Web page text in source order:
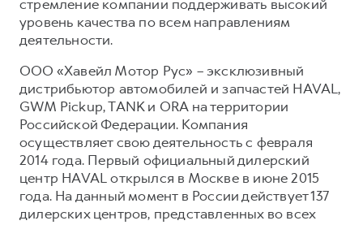
стремление компании поддерживать высокий
уровень качества по всем направлениям
деятельности.
ООО «Хавейл Мотор Рус» – эксклюзивный
дистрибьютор автомобилей и запчастей HAVAL,
GWM Pickup, TANK и ORA на территории
Российской Федерации. Компания
осуществляет свою деятельность с февраля
2014 года. Первый официальный дилерский
центр HAVAL открылся в Москве в июне 2015
года. На данный момент в России действует 137
дилерских центров, представленных во всех